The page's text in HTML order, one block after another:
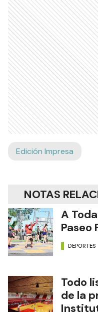
Edición Impresa
NOTAS
A
Paseo
DEPORTES
Todo
de la